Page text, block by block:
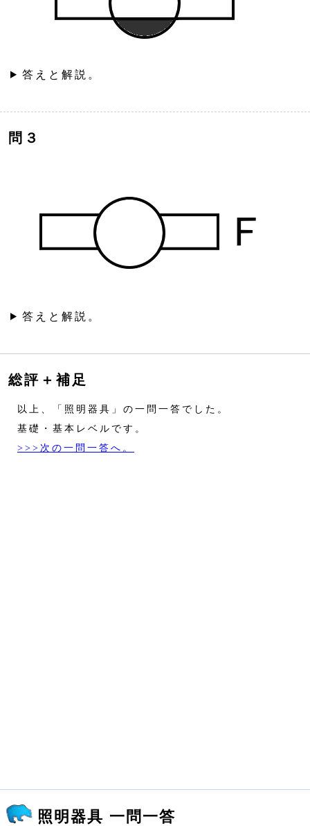
答えと解説。
問３
答えと解説。
総評＋補足
以上、「照明器具」の一問一答でした。
基礎・基本レベルです。
>>>次の一問一答へ。
照明器具 一問一答